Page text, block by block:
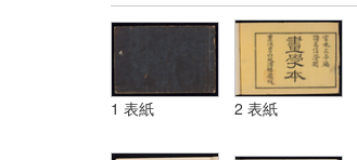
1 表紙 2 表紙